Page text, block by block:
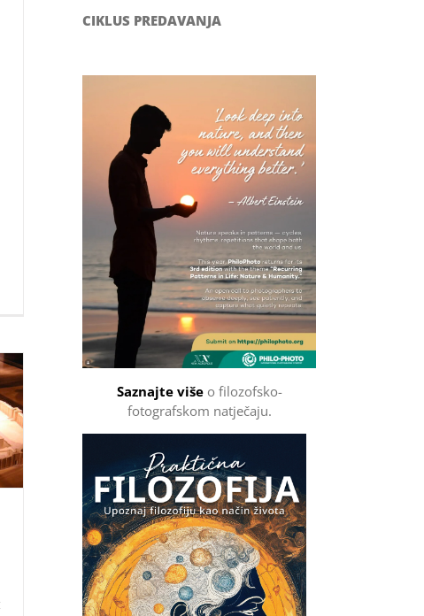
CIKLUS PREDAVANJA
Saznajte višeo filozofsko-
fotografskom natječaju.